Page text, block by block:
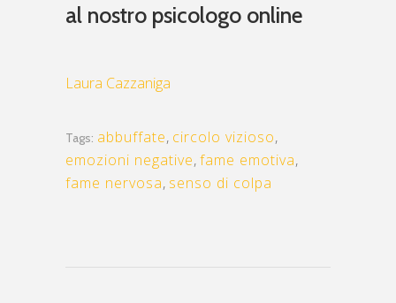
al nostro psicologo online
Laura Cazzaniga
Tags: abbuffate, circolo vizioso,
emozioni negative,fame emotiva,
fame nervosa, senso di colpa